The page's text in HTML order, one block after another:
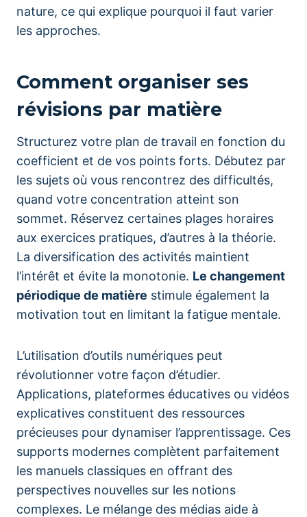
nature, ce qui explique pourquoi il faut varier
les approches.
Comment organiser ses
révisions par matière
Structurez votre plan de travail en fonction du
coefficient et de vos points forts. Débutez par
les sujets où vous rencontrez des difficultés,
quand votre concentration atteint son
sommet. Réservez certaines plages horaires
aux exercices pratiques, d’autres à la théorie.
La diversification des activités maintient
l’intérêt et évite la monotonie. Le changement
périodique de matière stimule également la
motivation tout en limitant la fatigue mentale.
L’utilisation d’outils numériques peut
révolutionner votre façon d’étudier.
Applications, plateformes éducatives ou vidéos
explicatives constituent des ressources
précieuses pour dynamiser l’apprentissage. Ces
supports modernes complètent parfaitement
les manuels classiques en offrant des
perspectives nouvelles sur les notions
complexes. Le mélange des médias aide à